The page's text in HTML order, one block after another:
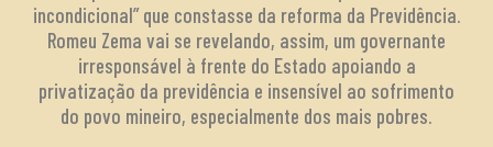
incondicional” que constasse da reforma da Previdência.
Romeu Zema vai se revelando, assim, um governante
irresponsável à frente do Estado apoiando a
privatização da previdência e insensível ao sofrimento
do povo mineiro, especialmente dos mais pobres.